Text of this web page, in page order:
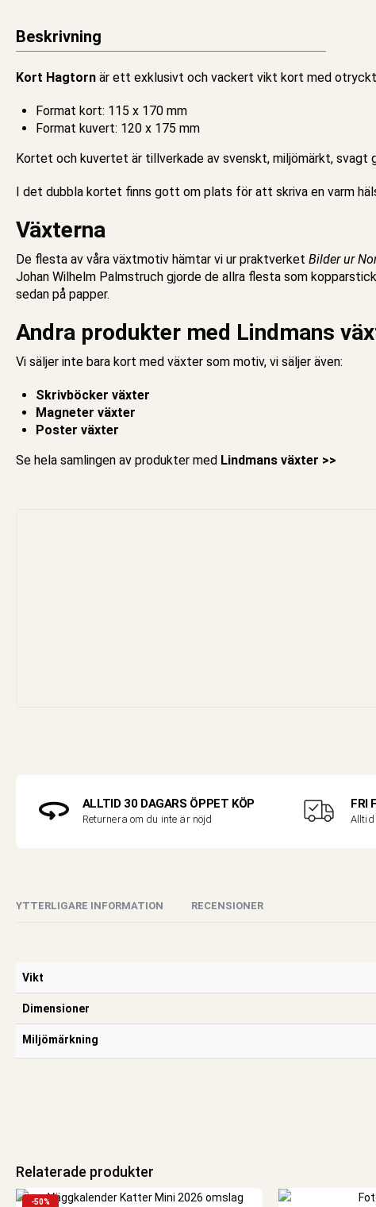
Beskrivning
Kort Hagtorn är ett exklusivt och vackert vikt kort med otryckt
Format kort: 115 x 170 mm
Format kuvert: 120 x 175 mm
Kortet och kuvertet är tillverkade av svenskt, miljömärkt, svagt
I det dubbla kortet finns gott om plats för att skriva en varm
Växterna
De flesta av våra växtmotiv hämtar vi ur praktverket Bilder ur
Johan Wilhelm Palmstruch gjorde de allra flesta som
sedan på papper.
Andra produkter med Lindmans
Vi säljer inte bara kort med växter som motiv, vi säljer även:
Skrivböcker växter
Magneter växter
Poster växter
Se hela samlingen av produkter med Lindmans växter >>
ALLTID 30 DAGARS ÖPPET KÖP
Returnera om du inte är nöjd
FRI
Alltid
YTTERLIGARE INFORMATION RECENSIONER
Vikt
Dimensioner
Miljömärkning
Relaterade produkter
-50%